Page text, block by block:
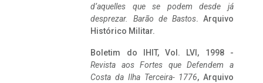
d’aquelles que se podem desde já
desprezar. Barão de Bastos. Arquivo
Histórico Militar.
Boletim do IHIT, Vol. LVI, 1998 -
Revista aos Fortes que Defendem a
Costa da Ilha Terceira- 1776, Arquivo